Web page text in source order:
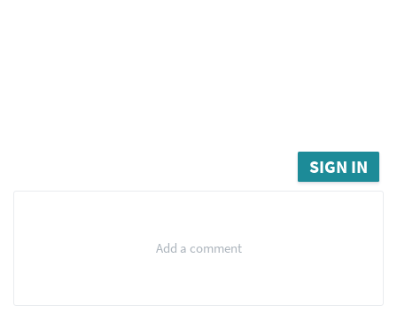
SIGN IN
Add a comment